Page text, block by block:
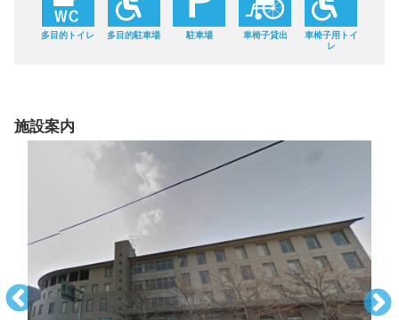
多目的トイレ 多目的駐車場 駐車場 車椅子貸出
車椅子用トイ
レ
施設案内